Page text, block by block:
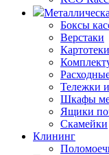
Боксы
Верстаки
Картотеки
Тележки
Шкафы
Ящики
Скамейки
Клининг